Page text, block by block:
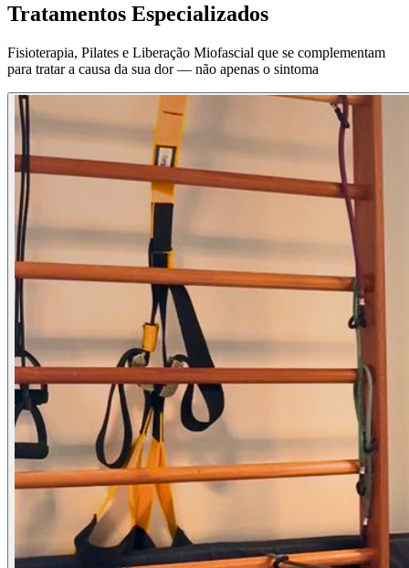
Tratamentos Especializados
Fisioterapia, Pilates e Liberação Miofascial que se complementam
para tratar a causa da sua dor — não apenas o sintoma